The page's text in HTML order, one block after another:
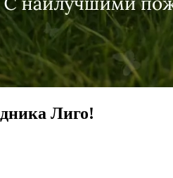
Лиго!